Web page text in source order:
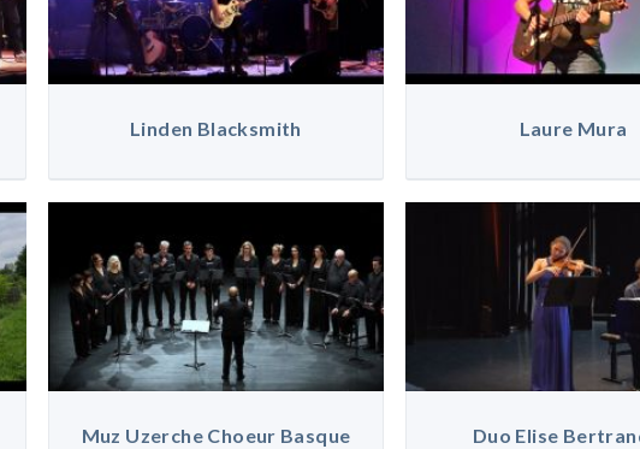
Linden Blacksmith Laure Mura
Muz Uzerche Choeur Basque
Duo Elise